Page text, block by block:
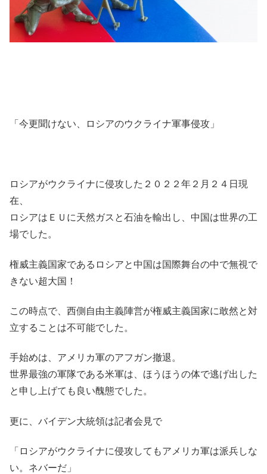
「今更聞けない、ロシアのウクライナ軍事侵攻」
ロシアがウクライナに侵攻した２０２２年２月２４日現
在、
ロシアはＥＵに天然ガスと石油を輸出し、中国は世界の工
場でした。
権威主義国家であるロシアと中国は国際舞台の中で無視で
きない超大国！
この時点で、西側自由主義陣営が権威主義国家に敢然と対
立することは不可能でした。
手始めは、アメリカ軍のアフガン撤退。
世界最強の軍隊である米軍は、ほうほうの体で逃げ出した
と申し上げても良い醜態でした。
更に、バイデン大統領は記者会見で
「ロシアがウクライナに侵攻してもアメリカ軍は派兵しな
い。ネバーだ」